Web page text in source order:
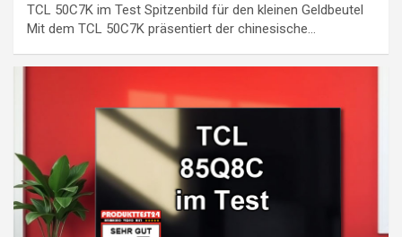
TCL 50C7K im Test Spitzenbild für den kleinen Geldbeutel
Mit dem TCL 50C7K präsentiert der chinesische…